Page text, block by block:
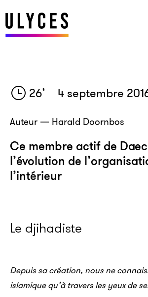
26’ 4 septembre
Auteur — Harald Doornbos
Ce membre actif de
l’évolution de
l’intérieur
Le djihadiste
Depuis sa création, nous ne
islamique qu’à travers les yeux de